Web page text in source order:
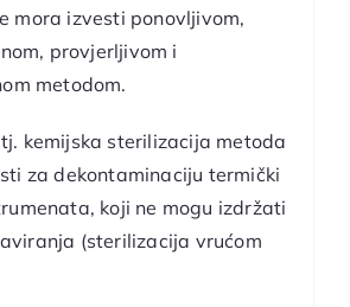
mora izvesti ponovljivom,
provjerljivom i
metodom.
kemijska sterilizacija metoda
za dekontaminaciju termički
koji ne mogu izdržati
(sterilizacija vrućom